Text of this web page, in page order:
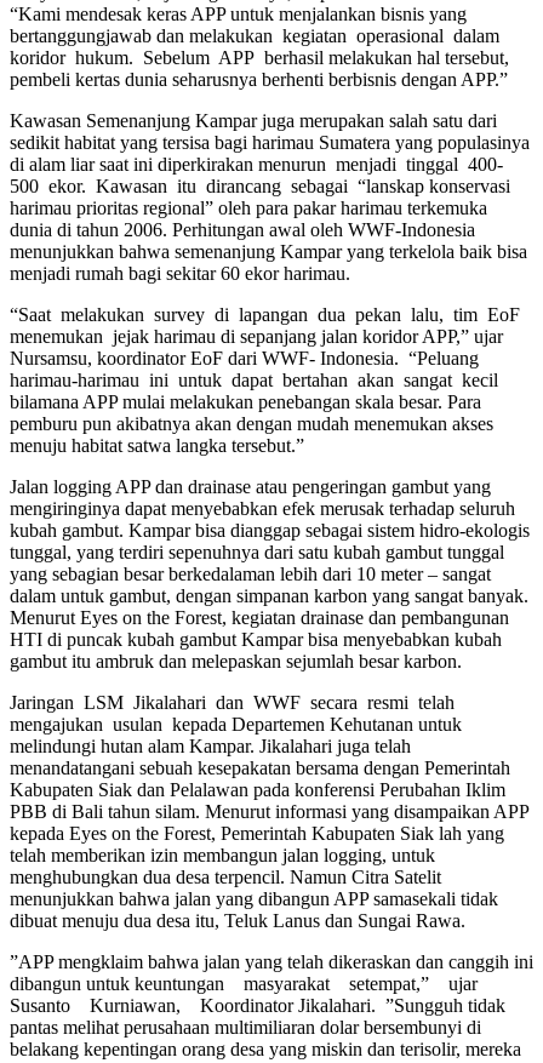
“Kami mendesak keras APP untuk menjalankan bisnis yang
bertanggungjawab dan melakukan kegiatan operasional dalam
koridor hukum. Sebelum APP berhasil melakukan hal tersebut,
pembeli kertas dunia seharusnya berhenti berbisnis dengan APP.”
Kawasan Semenanjung Kampar juga merupakan salah satu dari
sedikit habitat yang tersisa bagi harimau Sumatera yang populasinya
di alam liar saat ini diperkirakan menurun menjadi tinggal 400-
500 ekor. Kawasan itu dirancang sebagai “lanskap konservasi
harimau prioritas regional” oleh para pakar harimau terkemuka
dunia di tahun 2006. Perhitungan awal oleh WWF-Indonesia
menunjukkan bahwa semenanjung Kampar yang terkelola baik bisa
menjadi rumah bagi sekitar 60 ekor harimau.
“Saat melakukan survey di lapangan dua pekan lalu, tim EoF
menemukan jejak harimau di sepanjang jalan koridor APP,” ujar
Nursamsu, koordinator EoF dari WWF- Indonesia. “Peluang
harimau-harimau ini untuk dapat bertahan akan sangat kecil
bilamana APP mulai melakukan penebangan skala besar. Para
pemburu pun akibatnya akan dengan mudah menemukan akses
menuju habitat satwa langka tersebut.”
Jalan logging APP dan drainase atau pengeringan gambut yang
mengiringinya dapat menyebabkan efek merusak terhadap seluruh
kubah gambut. Kampar bisa dianggap sebagai sistem hidro-ekologis
tunggal, yang terdiri sepenuhnya dari satu kubah gambut tunggal
yang sebagian besar berkedalaman lebih dari 10 meter – sangat
dalam untuk gambut, dengan simpanan karbon yang sangat banyak.
Menurut Eyes on the Forest, kegiatan drainase dan pembangunan
HTI di puncak kubah gambut Kampar bisa menyebabkan kubah
gambut itu ambruk dan melepaskan sejumlah besar karbon.
Jaringan LSM Jikalahari dan WWF secara resmi telah
mengajukan usulan kepada Departemen Kehutanan untuk
melindungi hutan alam Kampar. Jikalahari juga telah
menandatangani sebuah kesepakatan bersama dengan Pemerintah
Kabupaten Siak dan Pelalawan pada konferensi Perubahan Iklim
PBB di Bali tahun silam. Menurut informasi yang disampaikan APP
kepada Eyes on the Forest, Pemerintah Kabupaten Siak lah yang
telah memberikan izin membangun jalan logging, untuk
menghubungkan dua desa terpencil. Namun Citra Satelit
menunjukkan bahwa jalan yang dibangun APP samasekali tidak
dibuat menuju dua desa itu, Teluk Lanus dan Sungai Rawa.
”APP mengklaim bahwa jalan yang telah dikeraskan dan canggih ini
dibangun untuk keuntungan masyarakat setempat,” ujar
Susanto Kurniawan, Koordinator Jikalahari. ”Sungguh tidak
pantas melihat perusahaan multimiliaran dolar bersembunyi di
belakang kepentingan orang desa yang miskin dan terisolir, mereka